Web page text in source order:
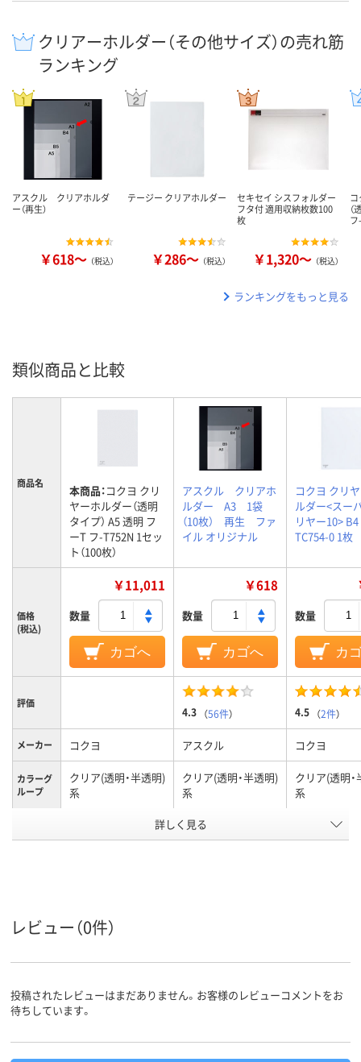
クリアーホルダー（その他サイズ）の売れ筋
ランキング
アスクル クリアホルダ
ー（再生）
￥618～ （税込）
テージー クリアホルダー
￥286～ （税込）
セキセイ シスフォルダー
フタ付 適用収納枚数100
枚
￥1,320～ （税込）
ランキングをもっと見る
類似商品と比較
商品名 本商品：コクヨ クリ
ヤーホルダー（透明
タイプ） A5 透明 フ
ーT フ-T752N 1セッ
ト（100枚）
アスクル クリアホ
ルダー A3 1袋
（10枚） 再生 ファ
イル オリジナル
コクヨ クリ
ルダー<スー
リヤー10>
TC754-0 1枚
価格
(税込)
￥11,011
数量
カゴへ
￥618
数量
カゴへ
数量
カ
評価
4.3 （56件） 4.5 （2件）
メーカー コクヨ アスクル コクヨ
カラーグ
ループ
クリア(透明・半透明)
系
クリア(透明・半透明)
系
クリア(透明
系
0.25mm
アスクル
商品環境
詳しく見る
レビュー（0件）
投稿されたレビューはまだありません。お客様のレビューコメントをお
待ちしています。